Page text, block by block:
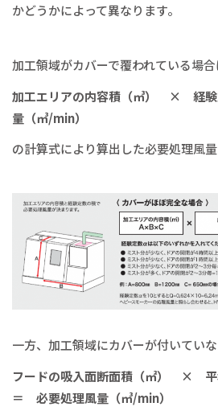
かどうかによって異なります。
加工領域がカバーで覆われている場合
加工エリアの内容積（㎥） × 経
量（㎥/min）
の計算式により算出した必要処理風量
一方、加工領域にカバーが付いていな
フードの吸入面断面積（㎡） ×
＝ 必要処理風量（㎥/min）